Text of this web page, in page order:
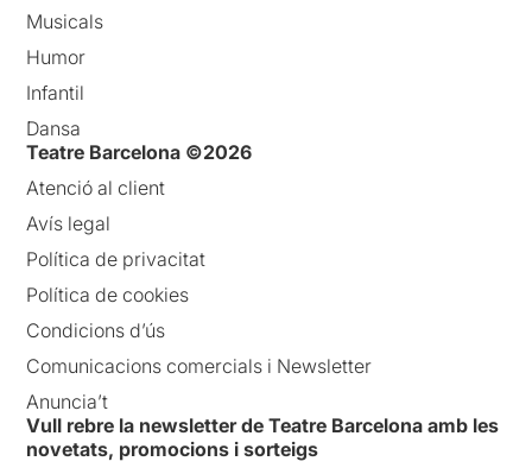
Musicals
Humor
Infantil
Dansa
Teatre Barcelona ©2026
Atenció al client
Avís legal
Política de privacitat
Política de cookies
Condicions d’ús
Comunicacions comercials i Newsletter
Anuncia’t
Vull rebre la newsletter de Teatre Barcelona amb les
novetats, promocions i sorteigs